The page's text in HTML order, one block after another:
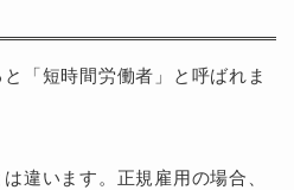
「短時間労働者」と呼ばれま
違います。正規雇用の場合、